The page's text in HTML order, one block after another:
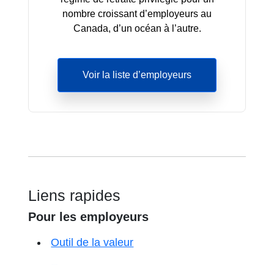
nombre croissant d’employeurs au
Canada, d’un océan à l’autre.
Voir la liste d’employeurs
Liens rapides
Pour les employeurs
Outil de la valeur